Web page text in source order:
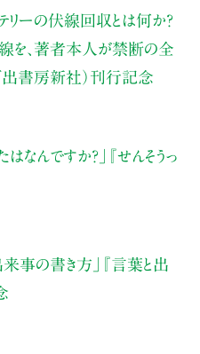
テリーの伏線回収とは何か？
を、著者本人が禁断の全
出書房新社）刊行記念
はなんですか？」
『せんそうっ
来事の書き方」
『言葉と出